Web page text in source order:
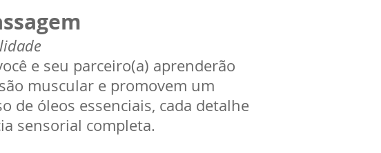
e seu parceiro(a) aprenderão
muscular e promovem um
de óleos essenciais, cada detalhe
sensorial completa.